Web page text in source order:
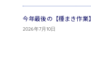
今年最後の【種まき作業
2026年7月10日